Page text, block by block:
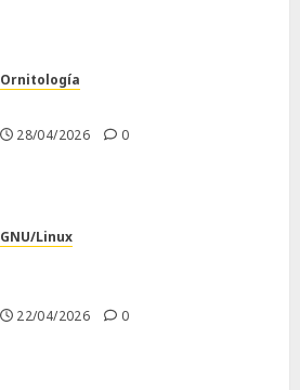
Ornitología
28/04/2026 0
GNU/Linux
22/04/2026 0